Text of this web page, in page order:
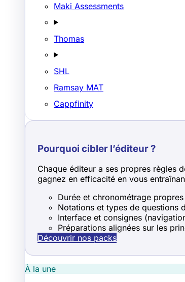
Maki Assessments
Thomas
SHL
Ramsay MAT
Cappfinity
Pourquoi cibler l’éditeur ?
Chaque éditeur a ses propres règles
gagnez en efficacité en vous
Durée et chronométrage
Notations et types de questions
Interface et consignes
Préparations alignées sur les
Découvrir nos packs
À la une